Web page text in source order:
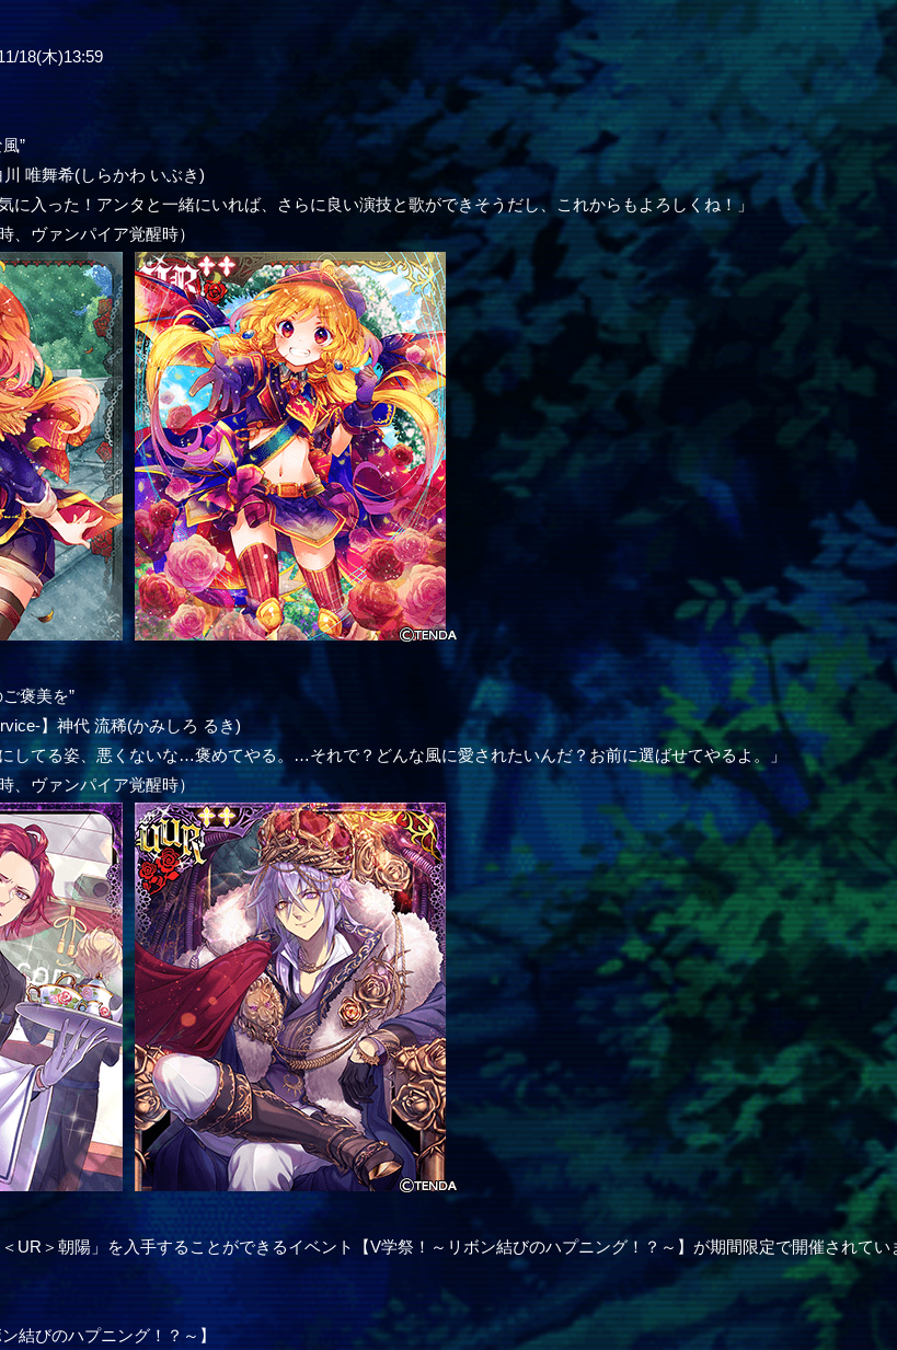
18(木)13:59
”
唯舞希(しらかわ いぶき)
に入った！アンタと一緒にいれば、さらに良い演技と歌ができそうだし、これからもよろしくね！」
、ヴァンパイア覚醒時）
褒美を”
】神代 流稀(かみしろ るき)
してる姿、悪くないな…褒めてやる。…それで？どんな風に愛されたいんだ？お前に選ばせてやるよ。」
、ヴァンパイア覚醒時）
UR＞朝陽」を入手することができるイベント【V学祭！～リボン結びのハプニング！？～】が期間限定で開催されてい
結びのハプニング！？～】